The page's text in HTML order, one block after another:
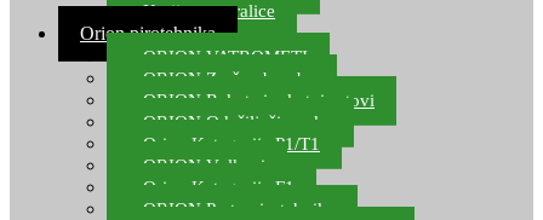
Kutije za varalice
Orion pirotehnika
ORION VATROMETI
ORION Zračne bombe
ORION Rakete i raketni setovi
ORION Odašiljači zvuka
Orion Kategorija P1/T1
ORION Vulkani
Orion Kategorija F1
ORION Party pirotehnika